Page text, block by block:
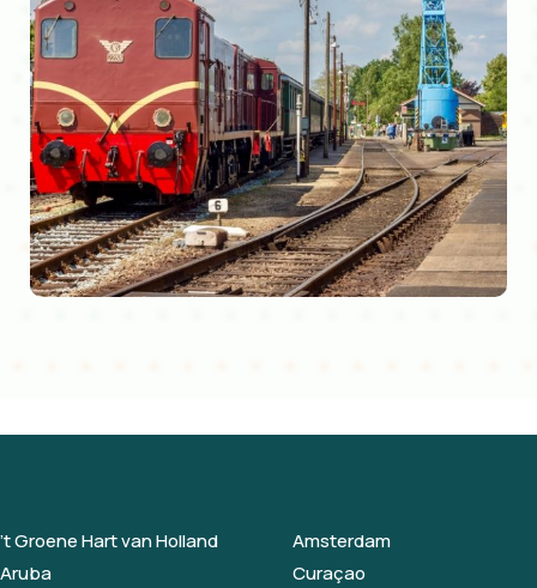
’t Groene Hart van Holland
Amsterdam
Aruba
Curaçao